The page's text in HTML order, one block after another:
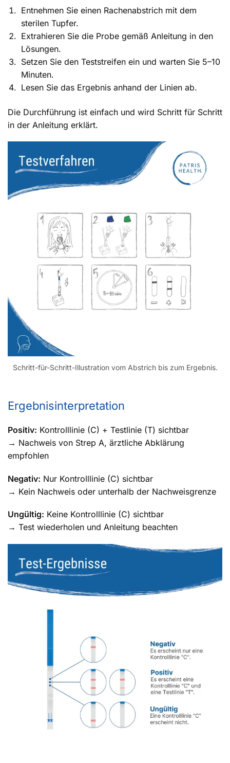
Entnehmen Sie einen Rachenabstrich mit dem
sterilen Tupfer.
Extrahieren Sie die Probe gemäß Anleitung in den
Lösungen.
Setzen Sie den Teststreifen ein und warten Sie 5–10
Minuten.
Lesen Sie das Ergebnis anhand der Linien ab.
Die Durchführung ist einfach und wird Schritt für Schritt
in der Anleitung erklärt.
Schritt-für-Schritt-Illustration vom Abstrich bis zum Ergebnis.
Ergebnisinterpretation
Positiv: Kontrolllinie (C) + Testlinie (T) sichtbar
→ Nachweis von Strep A, ärztliche Abklärung
empfohlen
Negativ: Nur Kontrolllinie (C) sichtbar
→ Kein Nachweis oder unterhalb der Nachweisgrenze
Ungültig: Keine Kontrolllinie (C) sichtbar
→ Test wiederholen und Anleitung beachten